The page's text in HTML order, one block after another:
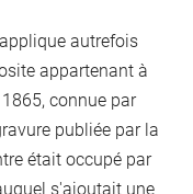
autrefois
appartenant à
connue par
publiée par la
était occupé par
s'ajoutait une